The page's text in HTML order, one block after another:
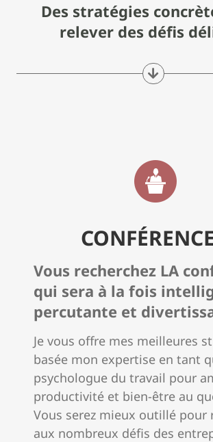
Des stratégies
relever des défis
Vous recherchez LA
qui sera à la fois
percutante et
Je vous offre mes meilleures
basée mon expertise en tant
psychologue du travail pour
productivité et bien-être au
Vous serez mieux outillé pour
aux nombreux défis des